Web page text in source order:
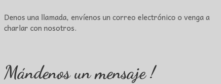
Denos una llamada, envíenos un correo electrónico o venga a
charlar con nosotros.
Mándenos un mensaje !